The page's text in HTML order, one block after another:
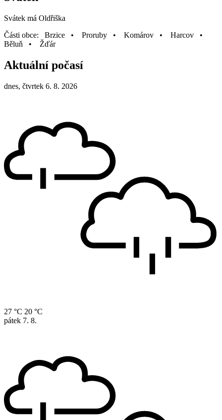
Svátek má Oldřiška
Části obce: Brzice • Proruby • Komárov • Harcov •
Běluň • Žďár
Aktuální počasí
dnes, čtvrtek 6. 8. 2026
27 °C 20 °C
pátek 7. 8.